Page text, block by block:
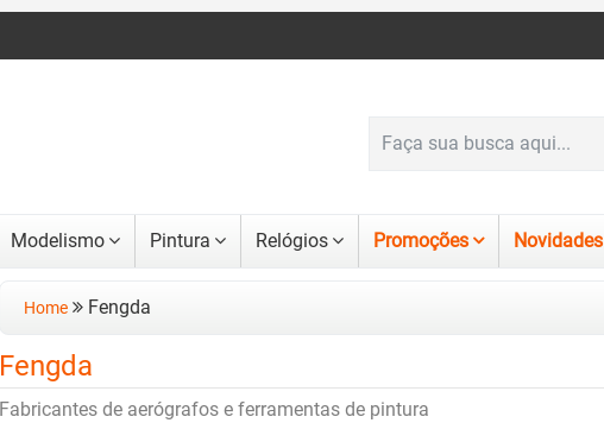
Modelismo Pintura Relógios Promoções Novidades
Home Fengda
Fengda
Fabricantes de aerógrafos e ferramentas de pintura